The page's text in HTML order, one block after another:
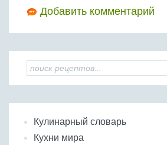
Добавить комментарий
Кулинарный словарь
Кухни мира